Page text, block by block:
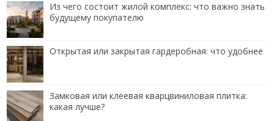
Из чего состоит жилой комплекс: что важно знать
будущему покупателю
Открытая или закрытая гардеробная: что удобнее
Замковая или клеевая кварцвиниловая плитка:
какая лучше?